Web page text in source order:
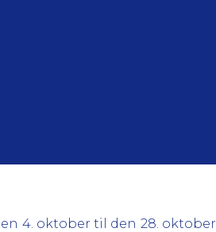
4. oktober til den 28. oktober